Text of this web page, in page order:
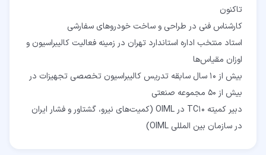
استاد منتخب اداره استاندارد تهران در زمینه فعالیت کالیبراسیون و
بیش از 10 سال سابقه تدریس کالیبراسیون تخصصی تجهیزات در
دبیر کمیته TC10 در OIML (کمیت‌های نیرو، گشتاور و فشار ایران
در سازمان بین المللی OIML)